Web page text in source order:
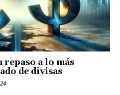
a lo más
de divisas